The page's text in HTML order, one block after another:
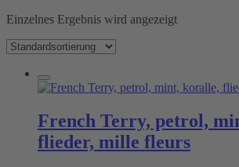
Einzelnes Ergebnis wird angezeigt
French Terry, petrol,
flieder, mille fleurs